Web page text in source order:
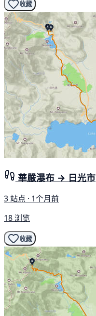
收藏
華嚴瀑布 → 日光市
3 站点 · 1个月前
18 浏览
收藏